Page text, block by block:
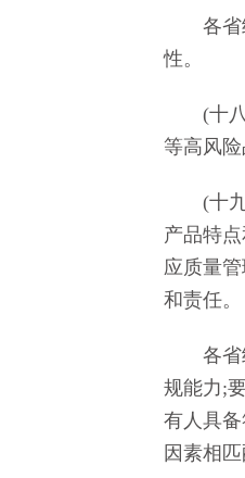
各省级
性。
(十八)
等高风
(十九)
产品特
应质量
和责任。
各省级
规能力;
有人具
因素相